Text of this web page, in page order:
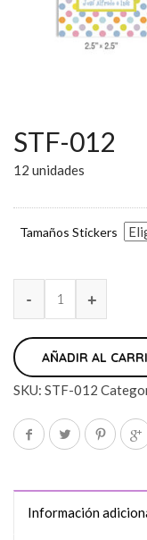
STF-012
12 unidades
Tamaños Stickers
AÑADIR AL
SKU: STF-012
Información